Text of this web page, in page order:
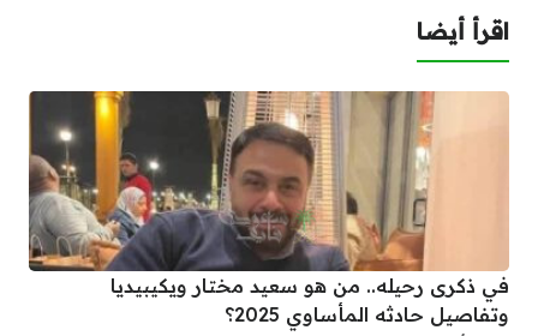
اقرأ أيضا
في ذكرى رحيله.. من هو سعيد مختار ويكيبيديا
وتفاصيل حادثه المأساوي 2025؟